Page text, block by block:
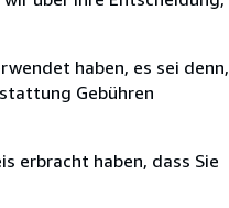
haben, es sei denn,
Gebühren
erbracht haben, dass Sie